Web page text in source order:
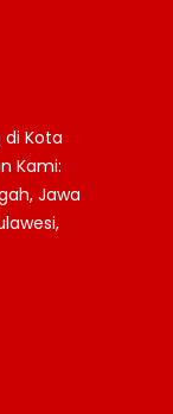
Kota
Kami:
Jawa